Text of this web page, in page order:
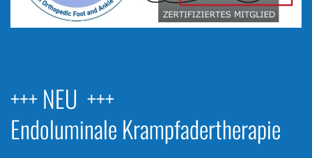
+++ NEU +++
Endoluminale Krampfadertherapie